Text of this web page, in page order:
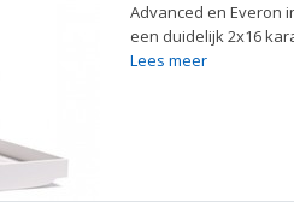
Advanced en Everon
een duidelijk 2x16
Lees meer